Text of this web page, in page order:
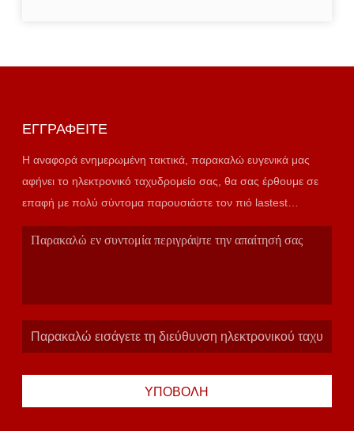
ΕΓΓΡΑΦΕΊΤΕ
Η αναφορά ενημερωμένη τακτικά, παρακαλώ ευγενικά μας
αφήνει το ηλεκτρονικό ταχυδρομείο σας, θα σας έρθουμε σε
επαφή με πολύ σύντομα παρουσιάστε τον πιό lastest
κατάλογο.
ΥΠΟΒΟΛΉ